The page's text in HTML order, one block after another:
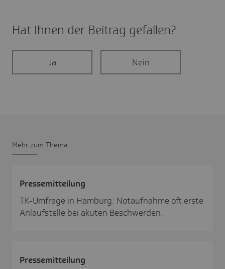
Hat Ihnen der Beitrag gefal­len?
Ja Nein
Mehr zum Thema
Pres­se­mit­tei­lung
TK-Umfrage in Hamburg: Notaufnahme oft erste
Anlaufstelle bei akuten Beschwerden.
Pres­se­mit­tei­lung